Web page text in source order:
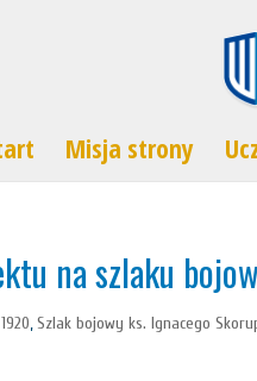
Misja strony
na szlaku
,Szlak bojowy ks. Ignacego